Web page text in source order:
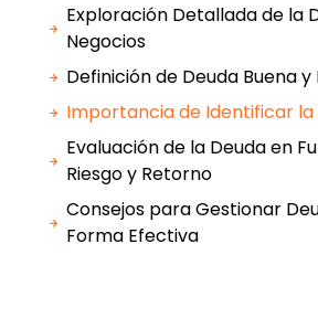
Exploración Detallada de la
Negocios
Definición de Deuda Buena y
Importancia de Identificar la
Evaluación de la Deuda en
Riesgo y Retorno
Consejos para Gestionar
Forma Efectiva